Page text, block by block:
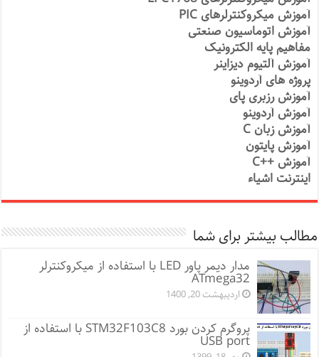
آموزش میکروکنترلرهای PIC
آموزش اتوماسیون صنعتی
مفاهیم پایه الکترونیک
آموزش آلتیوم دیزاینر
پروژه های آردوینو
آموزش رزبری پای
آموزش آردوینو
آموزش زبان C
آموزش پایتون
آموزش ++C
اینترنت اشیاء
مطالب بیشتر برای شما
مدار دیمر پاور LED با استفاده از میکروکنترلر
ATmega32
اردیبهشت 20, 1400
پروگرم کردن بورد STM32F103C8 با استفاده از
USB port